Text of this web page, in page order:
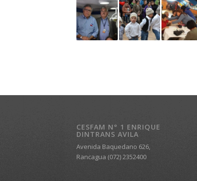
CESFAM N° 1 ENRIQUE
DINTRANS AVILA
Avenida Baquedano 626,
Rancagua (072) 2352400